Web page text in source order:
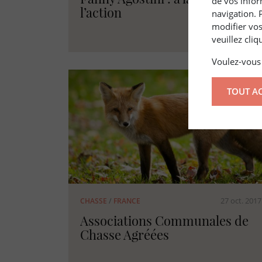
l’action
CHASSE / FRANCE 27 oct. 2017
Associations Communales de
Chasse Agréées
navigation.
modifier
veuillez
Voulez-
TOUT